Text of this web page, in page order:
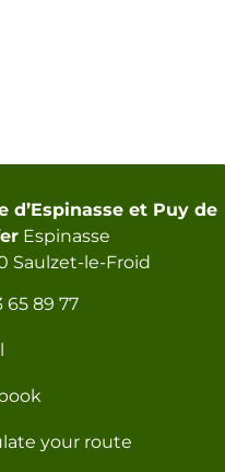
d’Espinasse et Puy de
Espinasse
Saulzet-le-Froid
65 89 77
your route